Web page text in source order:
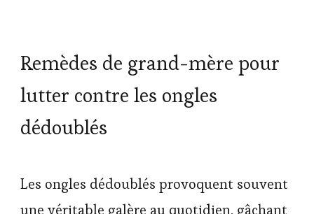
Remèdes de grand-mère pour
lutter contre les ongles
dédoublés
Les ongles dédoublés provoquent souvent
une véritable galère au quotidien, gâchant